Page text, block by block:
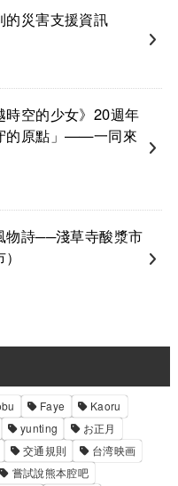
的災害支援資訊
時空的少女》20週年
的原點」——一同來
物詩──淺草寺酸漿市
Faye
Kaoru
yunting
お正月
交通規則
台湾映画
嘗試說熊本腔吧